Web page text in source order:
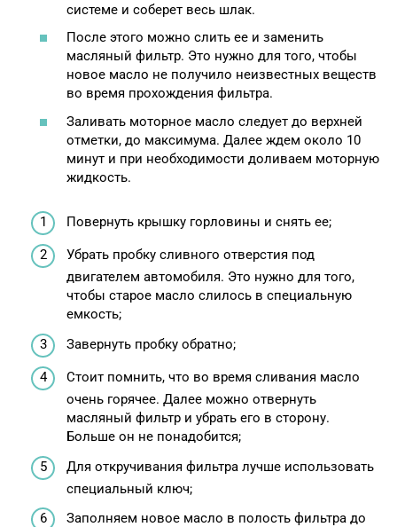
системе и соберет весь шлак.
После этого можно слить ее и заменить
масляный фильтр. Это нужно для того, чтобы
новое масло не получило неизвестных веществ
во время прохождения фильтра.
Заливать моторное масло следует до верхней
отметки, до максимума. Далее ждем около 10
минут и при необходимости доливаем моторную
жидкость.
Повернуть крышку горловины и снять ее;
Убрать пробку сливного отверстия под
двигателем автомобиля. Это нужно для того,
чтобы старое масло слилось в специальную
емкость;
Завернуть пробку обратно;
Стоит помнить, что во время сливания масло
очень горячее. Далее можно отвернуть
масляный фильтр и убрать его в сторону.
Больше он не понадобится;
Для откручивания фильтра лучше использовать
специальный ключ;
Заполняем новое масло в полость фильтра до